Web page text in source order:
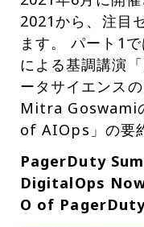
2021から、注目
ます。 パート1
による基調講演
ータサイエンス
Mitra Goswami
of AIOps」の要
PagerDuty
DigitalOps
O of